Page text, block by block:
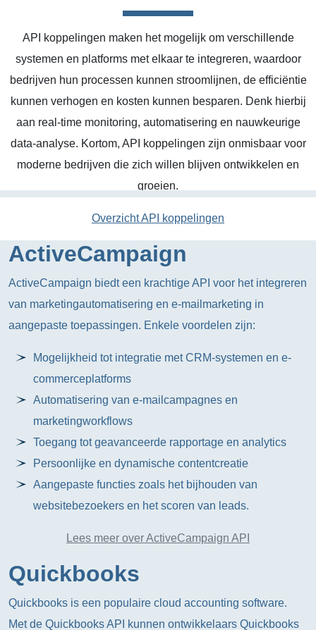
API koppelingen maken het mogelijk om verschillende
systemen en platforms met elkaar te integreren, waardoor
bedrijven hun processen kunnen stroomlijnen, de efficiëntie
kunnen verhogen en kosten kunnen besparen. Denk hierbij
aan real-time monitoring, automatisering en nauwkeurige
data-analyse. Kortom, API koppelingen zijn onmisbaar voor
moderne bedrijven die zich willen blijven ontwikkelen en
groeien.
Overzicht API koppelingen
ActiveCampaign
ActiveCampaign biedt een krachtige API voor het integreren
van marketingautomatisering en e-mailmarketing in
aangepaste toepassingen. Enkele voordelen zijn:
Mogelijkheid tot integratie met CRM-systemen en e-
commerceplatforms
Automatisering van e-mailcampagnes en
marketingworkflows
Toegang tot geavanceerde rapportage en analytics
Persoonlijke en dynamische contentcreatie
Aangepaste functies zoals het bijhouden van
websitebezoekers en het scoren van leads.
Lees meer over ActiveCampaign API
Quickbooks
Quickbooks is een populaire cloud accounting software.
Met de Quickbooks API kunnen ontwikkelaars Quickbooks